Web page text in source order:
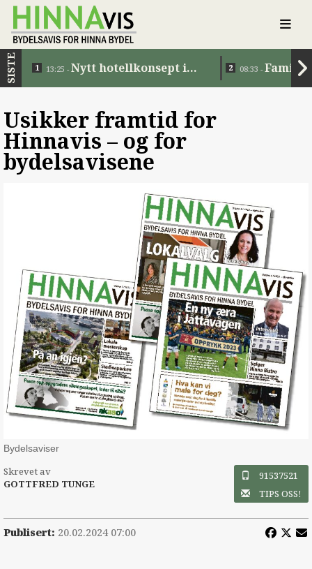
SISTE 13:25 - Nytt hotellkonsept i
08:33 -
Usikker framtid for
Hinnavis –⁠ og for
bydelsavisene
Bydelsaviser
Skrevet av
GOTTFRED TUNGE
91537521
TIPS OSS!
Publisert: 20.02.2024 07:00